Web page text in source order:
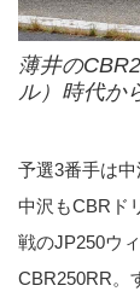
薄井の
ル）時代か
予選3番手は
中沢もCBRド
戦のJP250ウ
CBR250RR。